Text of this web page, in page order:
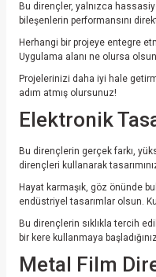
Bu dirençler, yalnızca
bileşenlerin performansını
Herhangi bir projeye entegre
Uygulama alanı ne olursa
Projelerinizi daha iyi hale
adım atmış olursunuz!
Elektronik
Bu dirençlerin gerçek farkı,
dirençleri kullanarak
Hayat karmaşık, göz önünde
endüstriyel tasarımlar olsun.
Bu dirençlerin sıklıkla tercih
bir kere kullanmaya
Metal Film